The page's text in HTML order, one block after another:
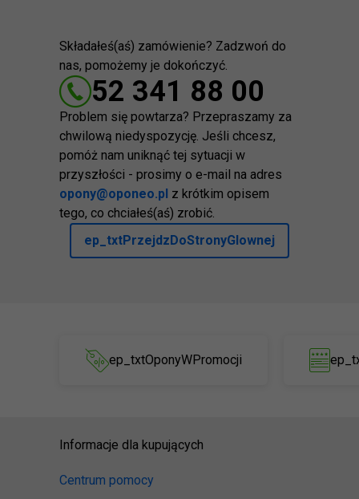
Składałeś(aś) zamówienie? Zadzwoń do
nas, pomożemy je dokończyć.
52 341 88 00
Problem się powtarza? Przepraszamy za
chwilową niedyspozycję. Jeśli chcesz,
pomóż nam uniknąć tej sytuacji w
przyszłości - prosimy o e-mail na adres
opony@oponeo.pl z krótkim opisem
tego, co chciałeś(aś) zrobić.
ep_txtPrzejdzDoStronyGlownej
ep_txtOponyWPromocji
Informacje dla kupujących
Centrum pomocy